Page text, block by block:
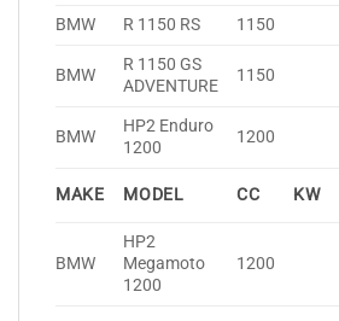
BMW R 1150 RS 1150
BMW
R 1150 GS
ADVENTURE
1150
BMW
HP2 Enduro
1200
1200
MAKE MODEL CC KW
BMW
HP2
Megamoto
1200
1200